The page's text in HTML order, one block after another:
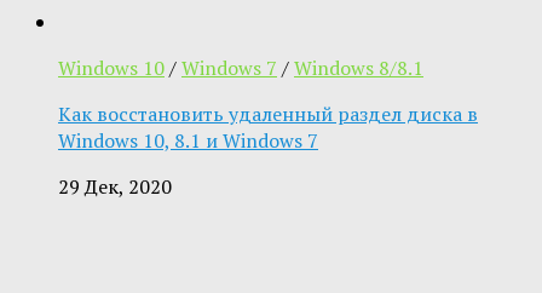
Windows 10/Windows 7 /Windows 8/8.1
Как восстановить удаленный раздел диска в
Windows 10, 8.1 и Windows 7
29 Дек, 2020